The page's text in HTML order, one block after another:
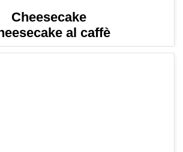
Cheesecake
al caffè